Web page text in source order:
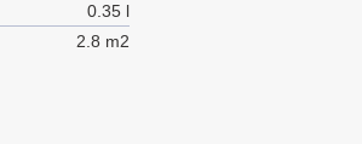
0.35 l
2.8 m2